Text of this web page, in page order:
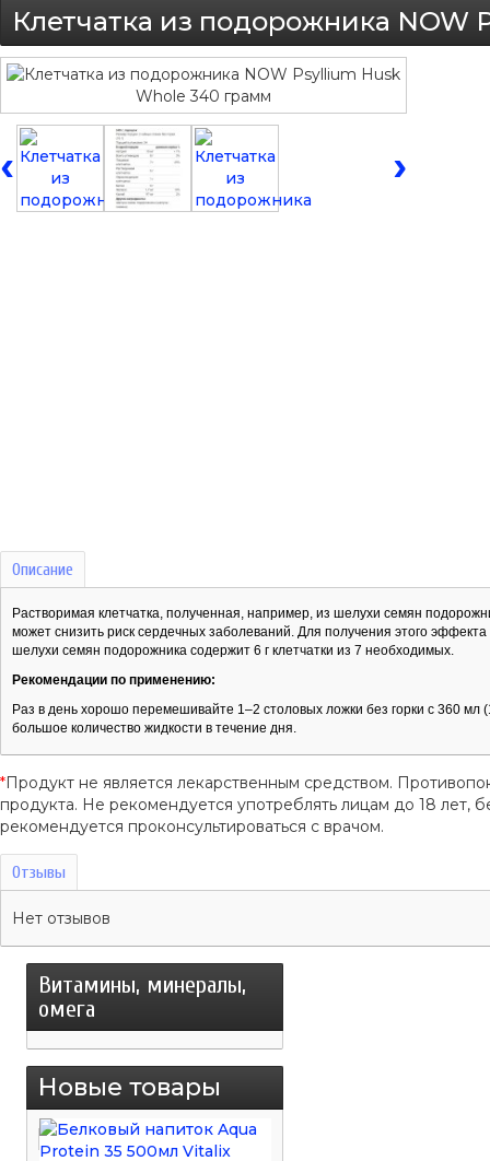
Клетчатка из подорожника
‹ ›
Описание
Растворимая клетчатка, полученная, например, из шелухи семян
может снизить риск сердечных заболеваний. Для получения этого
шелухи семян подорожника содержит 6 г клетчатки из 7 необходимых.
Рекомендации по применению:
Раз в день хорошо перемешивайте 1–2 столовых ложки без горки с 360
большое количество жидкости в течение дня.
*Продукт не является лекарственным средством.
продукта. Не рекомендуется употреблять лицам до 18
рекомендуется проконсультироваться с врачом.
Отзывы
Нет отзывов
Витамины, минералы,
омега
Новые товары